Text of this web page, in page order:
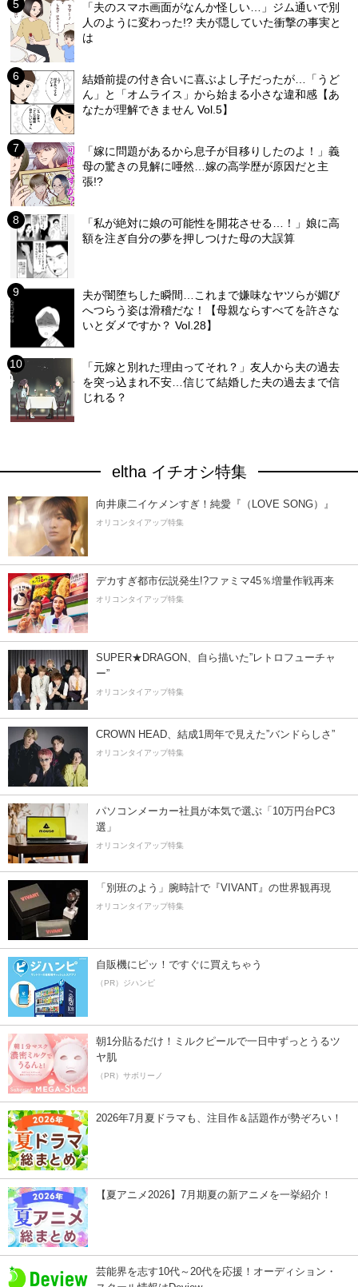
「夫のスマホ画面がなんか怪しい…」ジム通いで別
人のように変わった!? 夫が隠していた衝撃の事実と
は
結婚前提の付き合いに喜ぶよし子だったが…「うど
ん」と「オムライス」から始まる小さな違和感【あ
なたが理解できません Vol.5】
「嫁に問題があるから息子が目移りしたのよ！」義
母の驚きの見解に唖然…嫁の高学歴が原因だと主
張!?
「私が絶対に娘の可能性を開花させる…！」娘に高
額を注ぎ自分の夢を押しつけた母の大誤算
夫が闇堕ちした瞬間…これまで嫌味なヤツらが媚び
へつらう姿は滑稽だな！【母親ならすべてを許さな
いとダメですか？ Vol.28】
「元嫁と別れた理由ってそれ？」友人から夫の過去
を突っ込まれ不安…信じて結婚した夫の過去まで信
じれる？
eltha イチオシ特集
向井康二イケメンすぎ！純愛『（LOVE SONG）』
オリコンタイアップ特集
デカすぎ都市伝説発生!?ファミマ45％増量作戦再来
オリコンタイアップ特集
SUPER★DRAGON、自ら描いた”レトロフューチャ
ー”
オリコンタイアップ特集
CROWN HEAD、結成1周年で見えた”バンドらしさ”
オリコンタイアップ特集
パソコンメーカー社員が本気で選ぶ「10万円台PC3
選」
オリコンタイアップ特集
「別班のよう」腕時計で『VIVANT』の世界観再現
オリコンタイアップ特集
自販機にピッ！ですぐに買えちゃう
（PR）ジハンピ
朝1分貼るだけ！ミルクピールで一日中ずっとうるツ
ヤ肌
（PR）サボリーノ
2026年7月夏ドラマも、注目作＆話題作が勢ぞろい！
【夏アニメ2026】7月期夏の新アニメを一挙紹介！
芸能界を志す10代～20代を応援！オーディション・